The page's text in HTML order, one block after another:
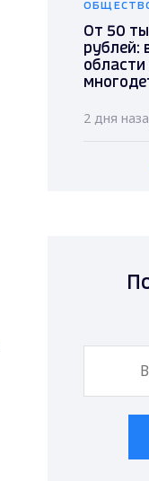
От 50
рублей:
2 дня